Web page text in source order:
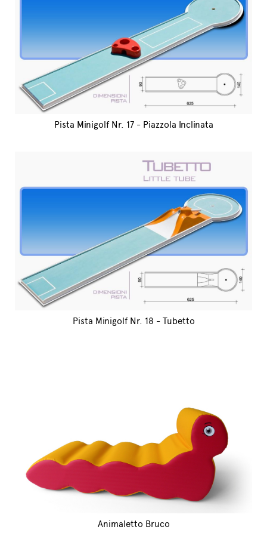
Pista Minigolf Nr. 17 - Piazzola Inclinata
Pista Minigolf Nr. 18 - Tubetto
Animaletto Bruco